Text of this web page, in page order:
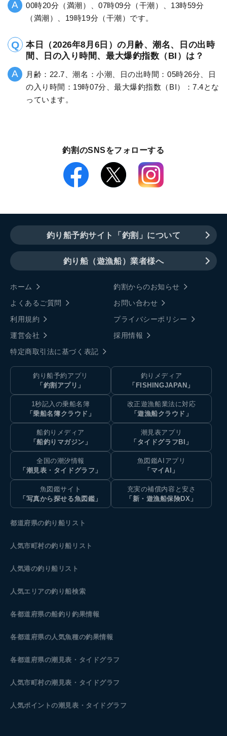
00時20分（満潮）、07時09分（干潮）、13時59分
（満潮）、19時19分（干潮）です。
本日（2026年8月6日）の月齢、潮名、日の出時
間、日の入り時間、最大爆釣指数（BI）は？
月齢：22.7、潮名：小潮、日の出時間：05時26分、日
の入り時間：19時07分、最大爆釣指数（BI）：7.4とな
っています。
釣割のSNSをフォローする
釣り船予約サイト「釣割」について
釣り船（遊漁船）業者様へ
ホーム
釣割からのお知らせ
よくあるご質問
お問い合わせ
利用規約
プライバシーポリシー
運営会社
採用情報
特定商取引法に基づく表記
釣り船予約アプリ
「釣割アプリ」
釣りメディア
「FISHINGJAPAN」
1秒記入の乗船名簿
「乗船名簿クラウド」
改正遊漁船業法に対応
「遊漁船クラウド」
船釣りメディア
「船釣りマガジン」
潮見表アプリ
「タイドグラフBI」
全国の潮汐情報
「潮見表・タイドグラフ」
魚図鑑AIアプリ
「マイAI」
魚図鑑サイト
「写真から探せる魚図鑑」
充実の補償内容と安さ
「新・遊漁船保険DX」
都道府県の釣り船リスト
人気市町村の釣り船リスト
人気港の釣り船リスト
人気エリアの釣り船検索
各都道府県の船釣り釣果情報
各都道府県の人気魚種の釣果情報
各都道府県の潮見表 ・タイドグラフ
人気市町村の潮見表・タイドグラフ
人気ポイントの潮見表・タイドグラフ